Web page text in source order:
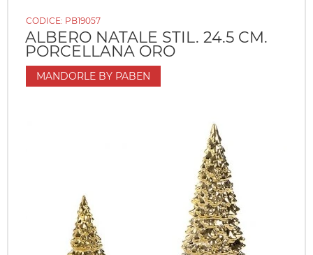
CODICE: PB19057
ALBERO NATALE STIL. 24.5 CM.
PORCELLANA ORO
MANDORLE BY PABEN